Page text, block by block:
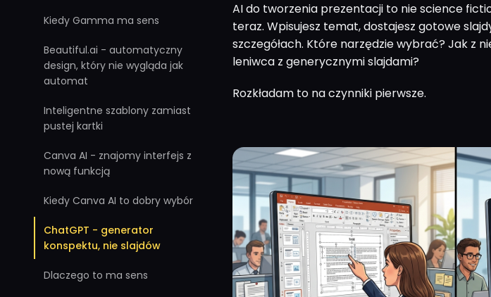
Kiedy Gamma ma sens
Beautiful.ai - automatyczny
design, który nie wygląda jak
automat
Inteligentne szablony zamiast
pustej kartki
Canva AI - znajomy interfejs z
nową funkcją
Kiedy Canva AI to dobry wybór
ChatGPT - generator
konspektu, nie slajdów
Dlaczego to ma sens
AI do tworzenia prezentacji to nie science
teraz. Wpisujesz temat, dostajesz gotowe
szczegółach. Które narzędzie wybrać? Jak z
leniwca z generycznymi slajdami?
Rozkładam to na czynniki pierwsze.